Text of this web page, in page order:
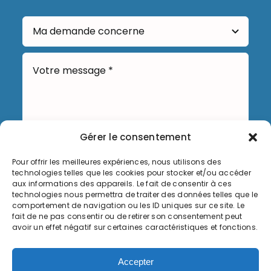
Gérer le consentement
Pour offrir les meilleures expériences, nous utilisons des
technologies telles que les cookies pour stocker et/ou accéder
aux informations des appareils. Le fait de consentir à ces
technologies nous permettra de traiter des données telles que le
comportement de navigation ou les ID uniques sur ce site. Le
fait de ne pas consentir ou de retirer son consentement peut
avoir un effet négatif sur certaines caractéristiques et fonctions.
Accepter
Envoyer
Informations légales
Politique de cookies (UE)